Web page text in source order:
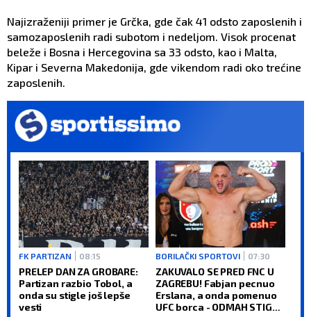
Najizraženiji primer je Grčka, gde čak 41 odsto zaposlenih i
samozaposlenih radi subotom i nedeljom. Visok procenat
beleže i Bosna i Hercegovina sa 33 odsto, kao i Malta,
Kipar i Severna Makedonija, gde vikendom radi oko trećine
zaposlenih.
FK PARTIZAN 08:15
PRELEP DAN ZA GROBARE:
Partizan razbio Tobol, a
onda su stigle još lepše
vesti
BORILAČKI SPORTOVI 07:30
ZAKUVALO SE PRED FNC U
ZAGREBU! Fabjan pecnuo
Erslana, a onda pomenuo
UFC borca - ODMAH STIGAO